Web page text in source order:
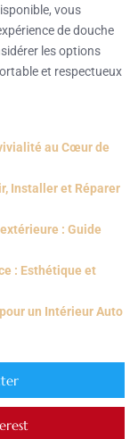
vous
de douche
les options
et respectueux
au Cœur de
Installer et Réparer
: Guide
: Esthétique et
un Intérieur Auto